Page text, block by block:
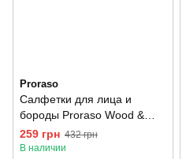
Proraso
Салфетки для лица и
бороды Proraso Wood &
Spice Refreshing Tissues 6
шт
259 грн 432 грн
В наличии